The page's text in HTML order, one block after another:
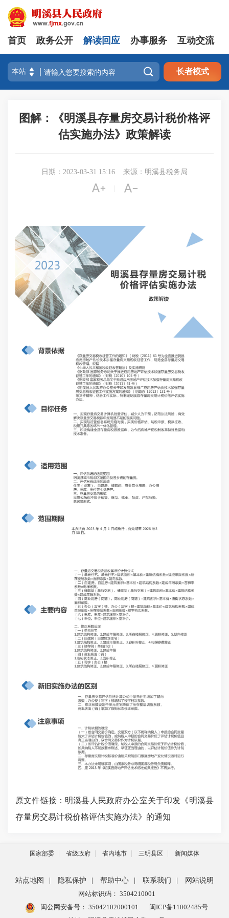
首页 政务公开 解读回应 办事服务 互动交流
 长者模式
图解：《明溪县存量房交易计税价格评
估实施办法》政策解读
日期：2023-03-31 15:16 来源：明溪县税务局
 
原文件链接： 明溪县人民政府办公室关于印发《明溪县
存量房交易计税价格评估实施办法》的通知
国家部委 省级政府 省内地市 三明县区 新闻媒体
站点地图 隐私保护 帮助中心 联系我们
网站说明
网站标识码： 3504210001
闽公网安备号： 35042102000101
闽ICP备11002485号